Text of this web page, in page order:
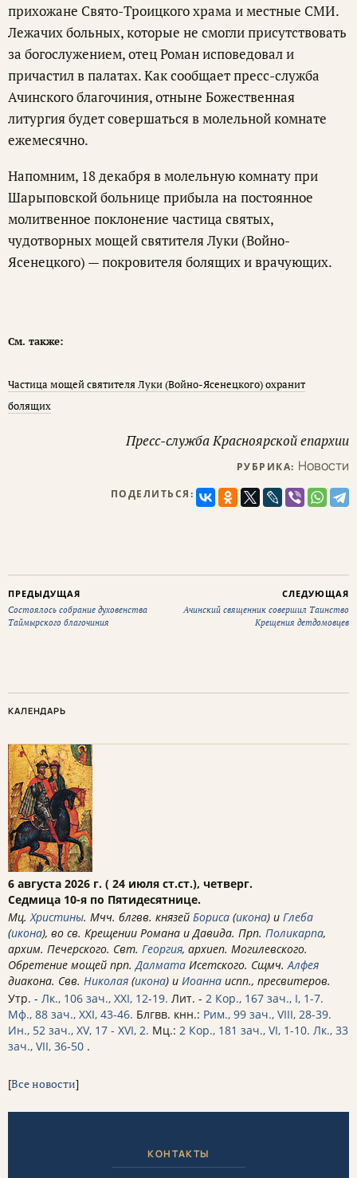
прихожане Свято-Троицкого храма и местные СМИ.
Лежачих больных, которые не смогли присутствовать
за богослужением, отец Роман исповедовал и
причастил в палатах. Как сообщает пресс-служба
Ачинского благочиния, отныне Божественная
литургия будет совершаться в молельной комнате
ежемесячно.
Напомним, 18 декабря в молельную комнату при
Шарыповской больнице прибыла на постоянное
молитвенное поклонение частица святых,
чудотворных мощей святителя Луки (Войно-
Ясенецкого) — покровителя болящих и врачующих.
См. также:
Частица мощей святителя Луки (Войно-Ясенецкого) охранит
болящих
Пресс-служба Красноярской епархии
РУБРИКА: Новости
ПОДЕЛИТЬСЯ:
ПРЕДЫДУЩАЯ
Cостоялось собрание духовенства
Таймырского благочиния
СЛЕДУЮЩАЯ
Ачинский священник совершил Таинство
Крещения детдомовцев
КАЛЕНДАРЬ
6 августа 2026 г. ( 24 июля ст.ст.), четверг.
Седмица 10-я по Пятидесятнице.
Мц.Христины. Мчч. блгвв. князей Бориса (икона) и Глеба
(икона), во св. Крещении Романа и Давида. Прп. Поликарпа,
архим. Печерского. Свт. Георгия, архиеп. Могилевского.
Обретение мощей прп.Далмата Исетского. Сщмч.Алфея
диакона. Свв. Николая (икона) и Иоанна испп., пресвитеров.
Утр. - Лк., 106 зач., XXI, 12-19. Лит. - 2 Кор., 167 зач., I, 1-7.
Мф., 88 зач., XXI, 43-46. Блгвв. кнн.: Рим., 99 зач., VIII, 28-39.
Ин., 52 зач., XV, 17 - XVI, 2. Мц.: 2 Кор., 181 зач., VI, 1-10. Лк., 33
зач., VII, 36-50 .
[Все новости]
КОНТАКТЫ